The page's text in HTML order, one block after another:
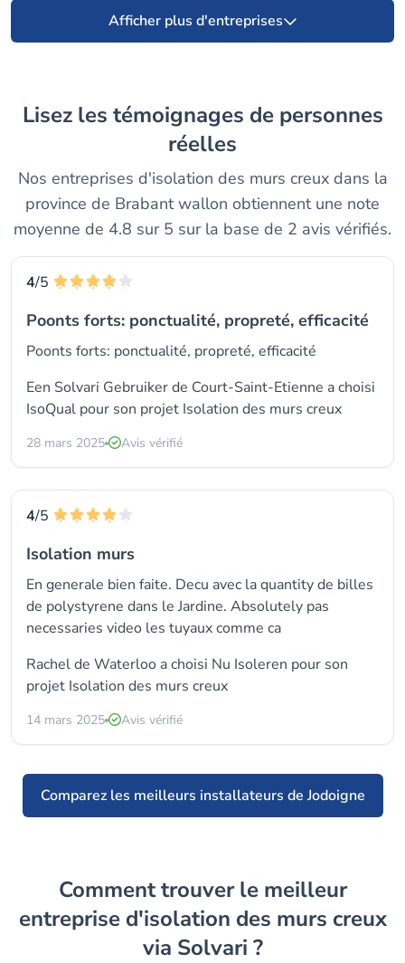
Afficher plus d'entreprises
Lisez les témoignages de personnes
réelles
Nos entreprises d'isolation des murs creux dans la
province de Brabant wallon obtiennent une note
moyenne de 4.8 sur 5 sur la base de 2 avis vérifiés.
4/5
Poonts forts: ponctualité, propreté, efficacité
Poonts forts: ponctualité, propreté, efficacité
Een Solvari Gebruiker de Court-Saint-Etienne a choisi
IsoQual pour son projet Isolation des murs creux
28 mars 2025 Avis vérifié
4/5
Isolation murs
En generale bien faite. Decu avec la quantity de billes
de polystyrene dans le Jardine. Absolutely pas
necessaries video les tuyaux comme ca
Rachel de Waterloo a choisi Nu Isoleren pour son
projet Isolation des murs creux
14 mars 2025 Avis vérifié
Comparez les meilleurs installateurs de Jodoigne
Comment trouver le meilleur
entreprise d'isolation des murs creux
via Solvari ?